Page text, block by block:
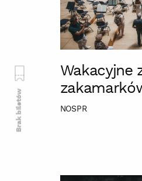
Wakacyjne
NOSPR
Brak biletów